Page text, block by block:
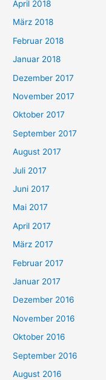
April 2018
März 2018
Februar 2018
Januar 2018
Dezember 2017
November 2017
Oktober 2017
September 2017
August 2017
Juli 2017
Juni 2017
Mai 2017
April 2017
März 2017
Februar 2017
Januar 2017
Dezember 2016
November 2016
Oktober 2016
September 2016
August 2016